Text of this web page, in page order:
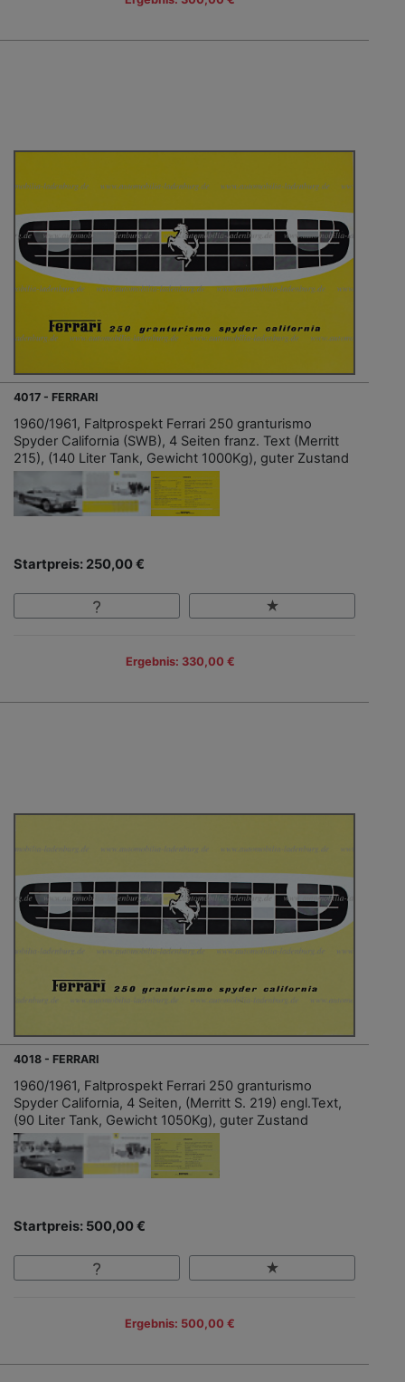
4017 - FERRARI
1960/1961, Faltprospekt Ferrari 250 granturismo
Spyder California (SWB), 4 Seiten franz. Text (Merritt
215), (140 Liter Tank, Gewicht 1000Kg), guter Zustand
Startpreis: 250,00 €
Ergebnis: 330,00 €
4018 - FERRARI
1960/1961, Faltprospekt Ferrari 250 granturismo
Spyder California, 4 Seiten, (Merritt S. 219) engl.Text,
(90 Liter Tank, Gewicht 1050Kg), guter Zustand
Startpreis: 500,00 €
Ergebnis: 500,00 €